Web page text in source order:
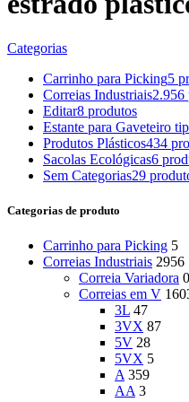
Categorias
Carrinho para Picking5
Correias Industriais2.956
Editar8 produtos
Estante para Gaveteiro
Produtos Plásticos434
Sacolas Ecológicas6
Sem Categorias29
Categorias de produto
Carrinho para Picking 5
Correias Industriais 2956
Correia Variadora 0
Correias em V
3L 47
3VX 87
5V 28
5VX 5
A 359
AA 3